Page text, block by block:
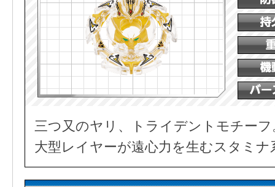
三つ又のヤリ、トライデントモチー
大型レイヤーが遠心力を生むスタミナ